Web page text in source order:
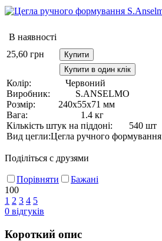
В наявності
25,60 грн
Купити
Купити в один клік
Колір:
Червоний
Виробник:
S.ANSELMO
Розмір:
240х55х71 мм
Вага:
1.4 кг
Кількість штук на піддоні:
540 шт
Вид цегли:Цегла ручного формування
Поділіться с друзями
Порівняти
Бажані
100
1 2 3 4 5
0 відгуків
Короткий опис